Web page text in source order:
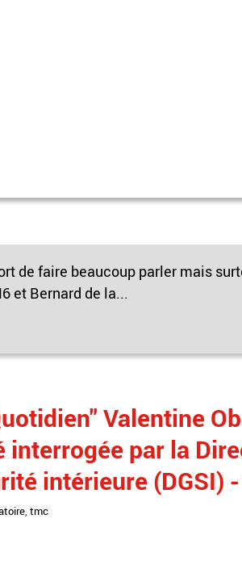
de faire beaucoup parler mais
et Bernard de la...
Valentine
interrogée par la
intérieure (DGSI) -
, tmc